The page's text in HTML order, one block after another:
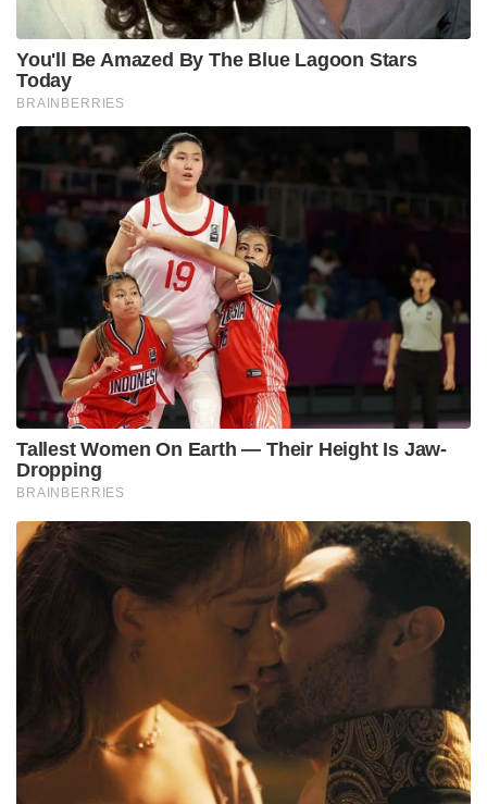
You'll Be Amazed By The Blue Lagoon Stars
Today
BRAINBERRIES
Tallest Women On Earth — Their Height Is Jaw-
Dropping
BRAINBERRIES